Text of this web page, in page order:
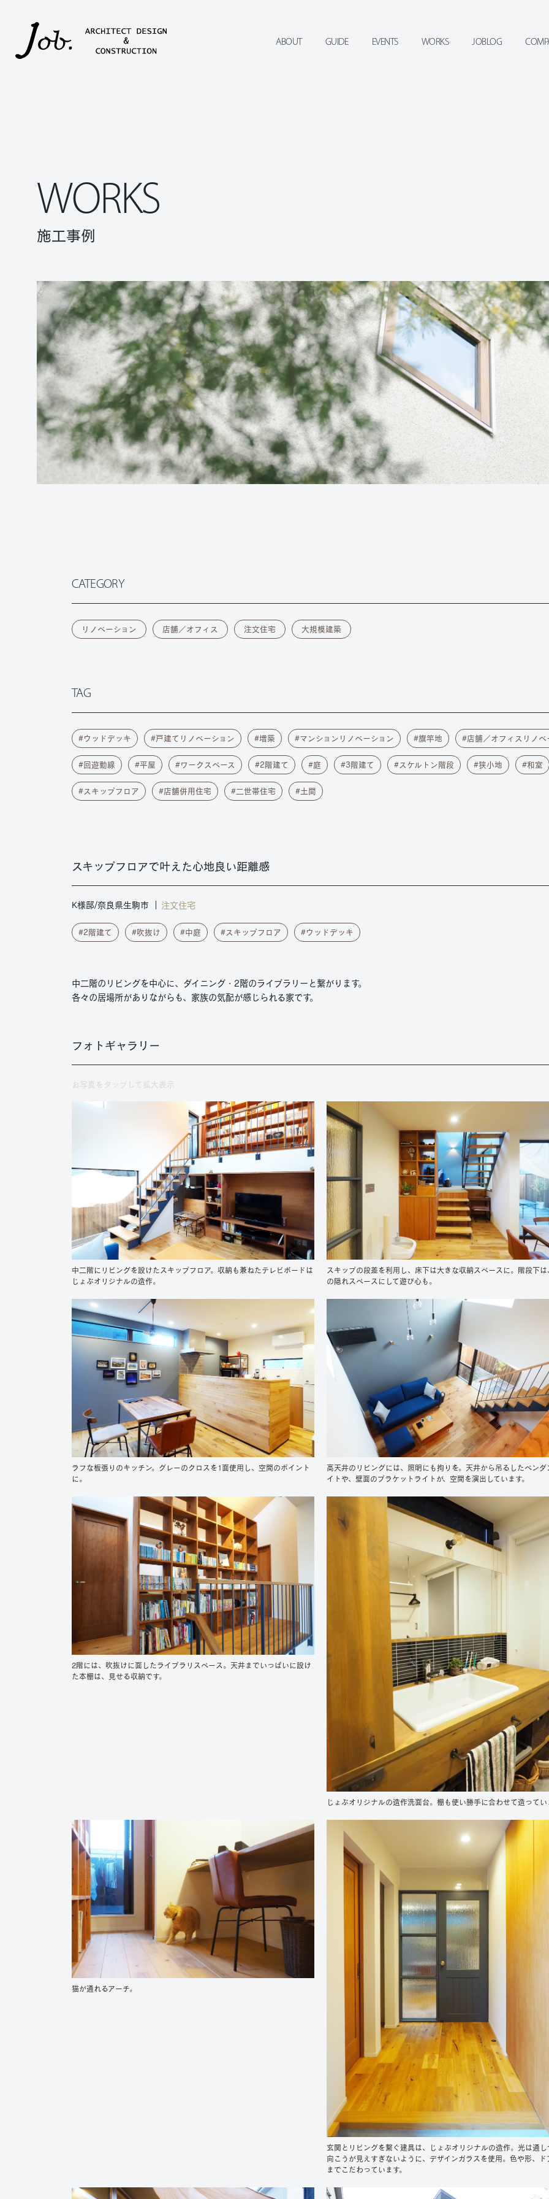
WORKS
施工事例
CATEGORY
リノベーション 店舗／オフィス 注文住宅 大規模建築
TAG
ウッドデッキ 戸建てリノベーション 増築 マンションリノベーション 旗竿地 店舗／オフィスリノベ
回遊動線 平屋 ワークスペース 2階建て 庭 3階建て スケルトン階段 狭小地 和室
スキップフロア 店舗併用住宅 二世帯住宅 土間
スキップフロアで叶えた心地良い距離感
K様邸/奈良県生駒市 注文住宅
2階建て 吹抜け 中庭 スキップフロア ウッドデッキ
中二階のリビングを中心に、ダイニング・2階のライブラリーと繋がります。
各々の居場所がありながらも、家族の気配が感じられる家です。
フォトギャラリー
お写真をタップして拡大表示
中二階にリビングを設けたスキップフロア。収納も兼ねたテレビボードは
じょぶオリジナルの造作。
スキップの段差を利用し、床下は大きな収納スペースに。階段下は
の隠れスペースにして遊び心も。
ラフな板張りのキッチン。グレーのクロスを1面使用し、空間のポイント
に。
高天井のリビングには、照明にも拘りを。天井から吊るしたペンダ
イトや、壁面のブラケットライトが、空間を演出しています。
2階には、吹抜けに面したライブラリスペース。天井までいっぱいに設け
た本棚は、見せる収納です。
じょぶオリジナルの造作洗面台。棚も使い勝手に合わせて造ってい
猫が通れるアーチ。
玄関とリビングを繋ぐ建具は、じょぶオリジナルの造作。光は通し
向こうが見えすぎないように、デザインガラスを使用。色や形、ド
までこだわっています。